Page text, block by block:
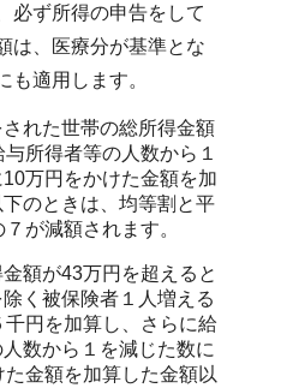
必ず所得の申告をして
は、医療分が基準とな
も適用します。
れた世帯の総所得金額
所得者等の人数から１
万円をかけた金額を加
のときは、均等割と平
が減額されます。
額が43万円を超えると
く被保険者１人増える
千円を加算し、さらに給
数から１を減じた数に
金額を加算した金額以